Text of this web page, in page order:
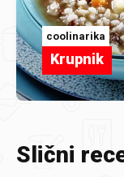
coolinarika
Krupnik
Slični